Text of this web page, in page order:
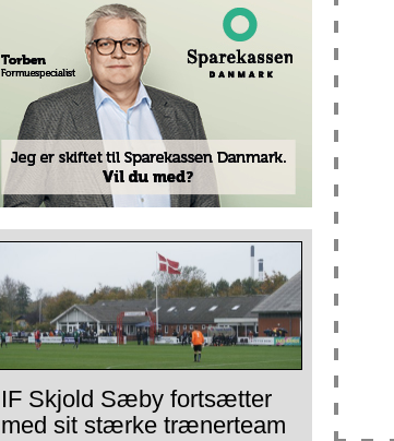
IF Skjold Sæby fortsætter
med sit stærke trænerteam